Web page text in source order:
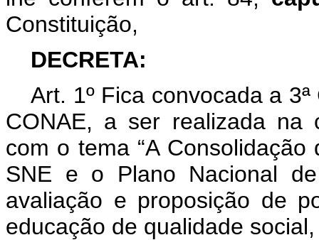
Constituição,
DECRETA:
Art. 1º Fica convocada a
CONAE, a ser realizada na
com o tema “A
SNE e o Plano Nacional
avaliação e proposição de
educação de qualidade